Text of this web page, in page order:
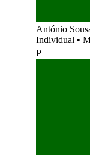
António
Individual •
P